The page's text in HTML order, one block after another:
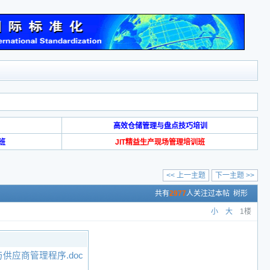
高效仓储管理与盘点技巧培训
JIT精益生产现场管理培训班
下一主题 >>
<< 上一主题
共有2977人关注过本帖 树形
小 大 1楼
应商管理程序.doc